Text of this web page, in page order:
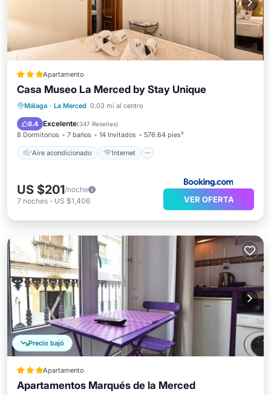
Apartamento
Casa Museo La Merced by Stay Unique
Málaga · La Merced 0.03 mi al centro
8.4 Excelente(347 Reseñas)
8 Dormitorios 7 baños 14 Invitados 576.64 pies²
Aire acondicionado Internet
Aire acondicionado
Apto para niños
US $201/noche
7 noches - US $1,406 VER OFERTA
Precio bajó
Apartamento
Apartamentos Marqués de la Merced